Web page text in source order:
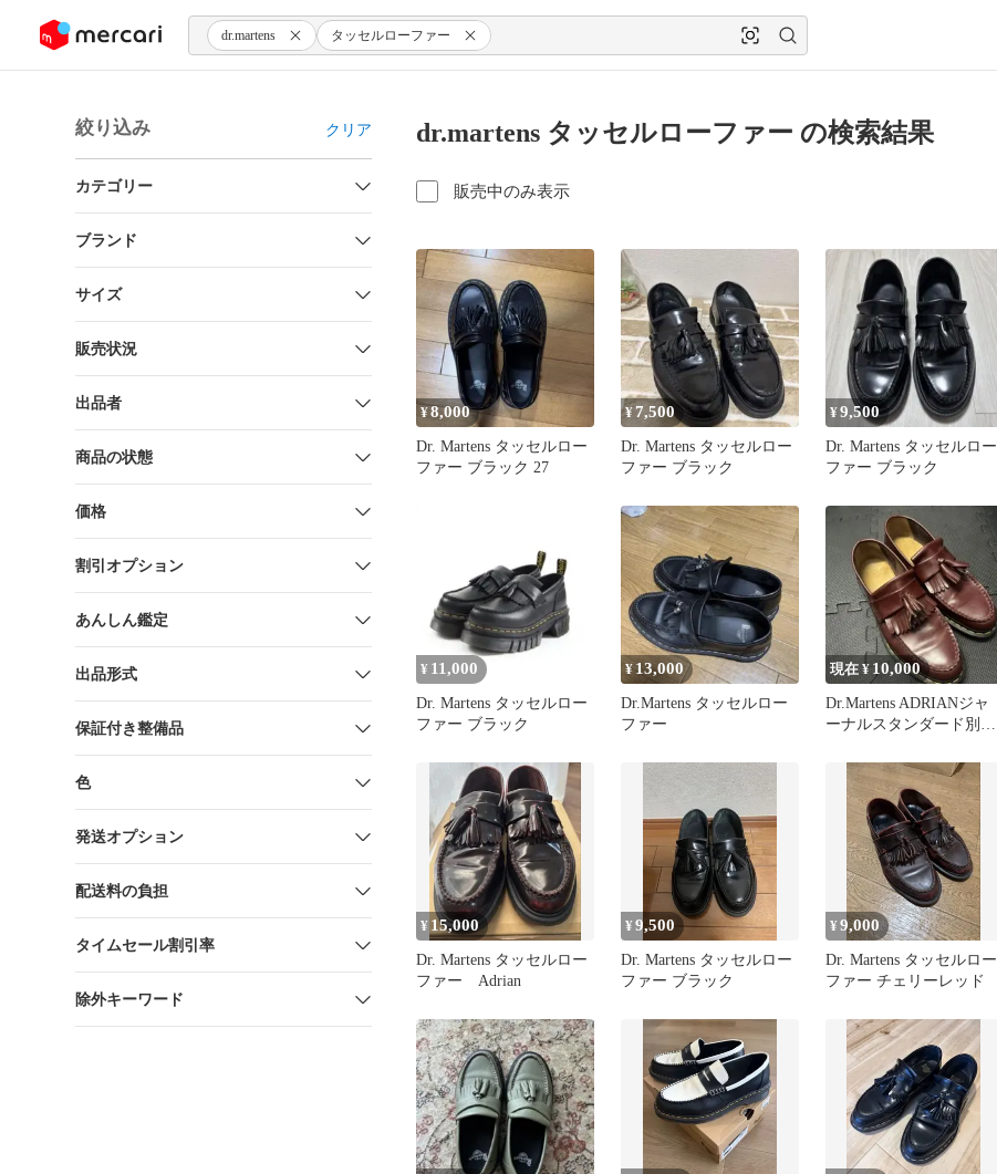
ツにスキップ dr.martens タッセルローファー
絞り込み クリア
カテゴリー
ブランド
サイズ
販売状況
出品者
商品の状態
価格
割引オプション
あんしん鑑定
出品形式
保証付き整備品
色
発送オプション
配送料の負担
タイムセール割引率
除外キーワード
dr.martens タッセルローファー の検索結果
販売中のみ表示
¥8,000
Dr. Martens タッセルロー
ファー ブラック 27
¥7,500
Dr. Martens タッセルロー
ファー ブラック
¥9,500
Dr. Martens タッセルロー
ファー ブラック
¥ 11,000
Dr. Martens タッセルロー
ファー ブラック
¥ 13,000
Dr.Martens タッセルロー
ファー
現在 ¥ 10,000
Dr.Martens ADRIANジャ
ーナルスタンダード別注
¥ 15,000
Dr. Martens タッセルロー
ファー Adrian
¥9,500
Dr. Martens タッセルロー
ファー ブラック
¥9,000
Dr. Martens タッセルロー
ファー チェリーレッド